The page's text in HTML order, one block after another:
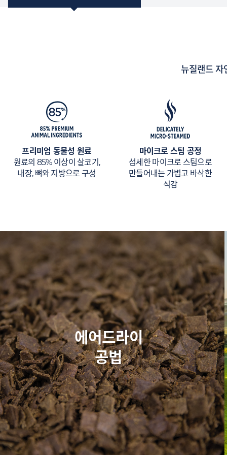
뉴질랜드 자
프리미엄 동물성 원료
원료의 85% 이상이 살코기,
내장, 뼈와 지방으로 구성
마이크로 스팀 공정
섬세한 마이크로 스팀으로
만들어내는 가볍고 바삭한
식감
에어드라이
공법